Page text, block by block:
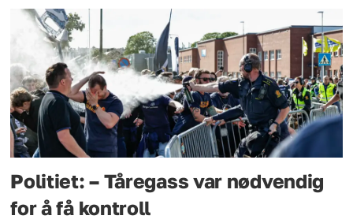
Politiet: – Tåregass var nødvendig
for å få kontroll